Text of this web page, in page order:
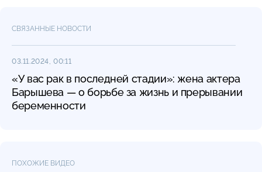
СВЯЗАННЫЕ НОВОСТИ
03.11.2024, 00:11
«У вас рак в последней стадии»: жена актера
Барышева — о борьбе за жизнь и прерывании
беременности
ПОХОЖИЕ ВИДЕО